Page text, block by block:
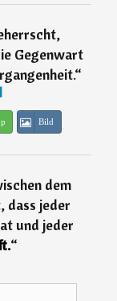
Gegenwart
“
Bild
dem
dass jeder
und jeder
“